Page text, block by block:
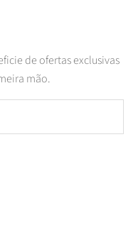
de ofertas exclusivas
mão.